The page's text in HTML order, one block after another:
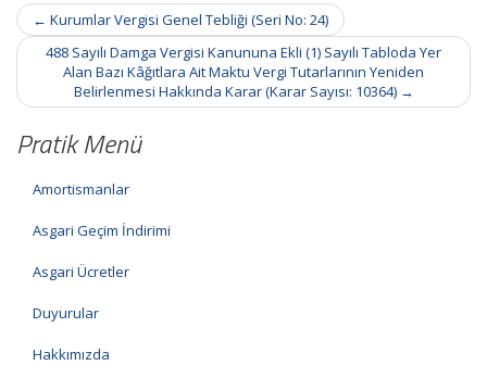
Post
navigation
← Kurumlar Vergisi Genel Tebliği (Seri No: 24)
488 Sayılı Damga Vergisi Kanununa Ekli (1) Sayılı Tabloda Yer
Alan Bazı Kâğıtlara Ait Maktu Vergi Tutarlarının Yeniden
Belirlenmesi Hakkında Karar (Karar Sayısı: 10364) →
Pratik Menü
Amortismanlar
Asgari Geçim İndirimi
Asgari Ücretler
Duyurular
Hakkımızda